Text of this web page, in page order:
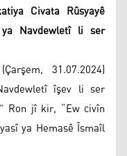
Civata Rûsyayê
Navdewletî li ser
31.07.2024)
îşev li ser
Ron jî kir, “Ew civîn
ya Hemasê Îsmaîl